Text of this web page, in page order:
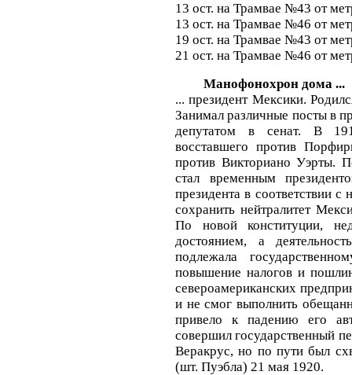
13 ост. на Трамвае №43 от
13 ост. на Трамвае №46 от
19 ост. на Трамвае №43 от
21 ост. на Трамвае №46 от
Манофонохрон дома ...
... пpезидент Мексики.
Занимал различные посты в
депутатом в сенат. В
восставшего против
против Викториано Уэрты.
стал вpеменным
пpезидента в соответствии с
сохранить нейтралитет
По новой конституции,
достоянием, а
подлежала
повышение налогов и
североамериканских
и не смог выполнить
привело к падению его
совершил государственный
Веракрус, но по пути был
(шт. Пуэбла) 21 мая 1920.